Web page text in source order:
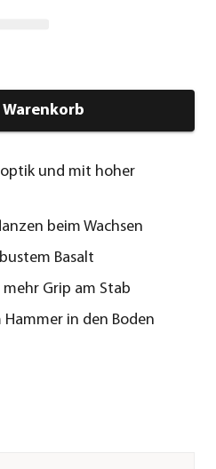
und mit hoher
beim Wachsen
Basalt
Grip am Stab
in den Boden